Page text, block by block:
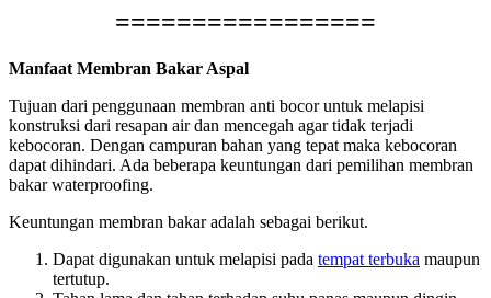
=================
Manfaat Membran Bakar Aspal
Tujuan dari penggunaan membran anti bocor untuk melapisi
konstruksi dari resapan air dan mencegah agar tidak terjadi
kebocoran. Dengan campuran bahan yang tepat maka kebocoran
dapat dihindari. Ada beberapa keuntungan dari pemilihan membran
bakar waterproofing.
Keuntungan membran bakar adalah sebagai berikut.
Dapat digunakan untuk melapisi pada tempat terbuka maupun
tertutup.